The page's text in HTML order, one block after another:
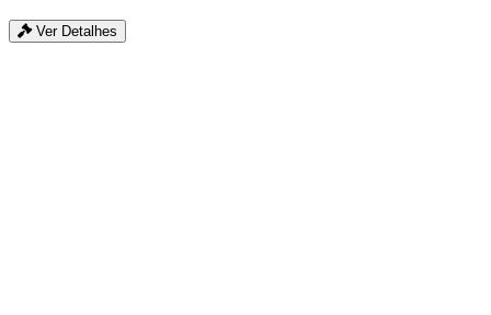
Ver Detalhes